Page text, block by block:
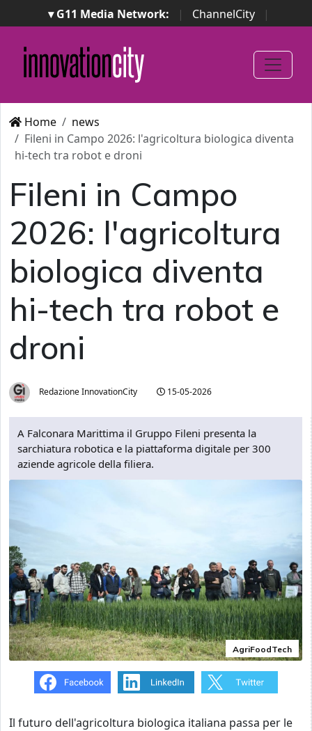
▾ G11 Media Network: | ChannelCity
|
ImpresaCity | SecurityOpenLab | Italian Channel
Awards
Italian Project Awards
Italian Security
Awards
Home
news
Fileni in Campo 2026: l'agricoltura biologica diventa
hi-tech tra robot e droni
Fileni in Campo
2026: l'agricoltura
biologica diventa
hi-tech tra robot e
droni
Redazione InnovationCity 15-05-2026
A Falconara Marittima il Gruppo Fileni presenta la
sarchiatura robotica e la piattaforma digitale per 300
aziende agricole della filiera.
AgriFoodTech
Il futuro dell'agricoltura biologica italiana passa per le